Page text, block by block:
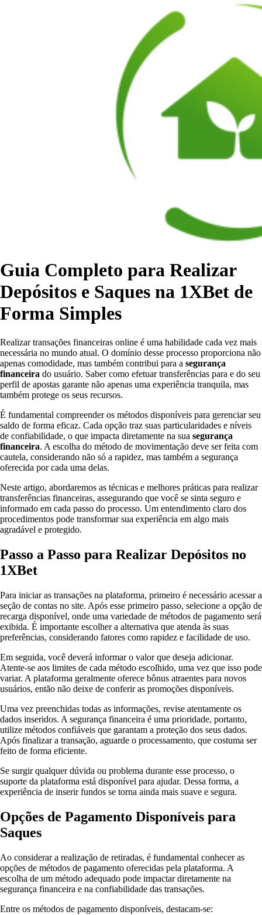
Guia Completo para Realizar
Depósitos e Saques na 1XBet de
Forma Simples
Realizar transações financeiras online é uma habilidade cada vez mais
necessária no mundo atual. O domínio desse processo proporciona não
apenas comodidade, mas também contribui para a segurança
financeira do usuário. Saber como efetuar transferências para e do seu
perfil de apostas garante não apenas uma experiência tranquila, mas
também protege os seus recursos.
É fundamental compreender os métodos disponíveis para gerenciar seu
saldo de forma eficaz. Cada opção traz suas particularidades e níveis
de confiabilidade, o que impacta diretamente na sua segurança
financeira. A escolha do método de movimentação deve ser feita com
cautela, considerando não só a rapidez, mas também a segurança
oferecida por cada uma delas.
Neste artigo, abordaremos as técnicas e melhores práticas para realizar
transferências financeiras, assegurando que você se sinta seguro e
informado em cada passo do processo. Um entendimento claro dos
procedimentos pode transformar sua experiência em algo mais
agradável e protegido.
Passo a Passo para Realizar Depósitos no
1XBet
Para iniciar as transações na plataforma, primeiro é necessário acessar a
seção de contas no site. Após esse primeiro passo, selecione a opção de
recarga disponível, onde uma variedade de métodos de pagamento será
exibida. É importante escolher a alternativa que atenda às suas
preferências, considerando fatores como rapidez e facilidade de uso.
Em seguida, você deverá informar o valor que deseja adicionar.
Atente-se aos limites de cada método escolhido, uma vez que isso pode
variar. A plataforma geralmente oferece bônus atraentes para novos
usuários, então não deixe de conferir as promoções disponíveis.
Uma vez preenchidas todas as informações, revise atentamente os
dados inseridos. A segurança financeira é uma prioridade, portanto,
utilize métodos confiáveis que garantam a proteção dos seus dados.
Após finalizar a transação, aguarde o processamento, que costuma ser
feito de forma eficiente.
Se surgir qualquer dúvida ou problema durante esse processo, o
suporte da plataforma está disponível para ajudar. Dessa forma, a
experiência de inserir fundos se torna ainda mais suave e segura.
Opções de Pagamento Disponíveis para
Saques
Ao considerar a realização de retiradas, é fundamental conhecer as
opções de métodos de pagamento oferecidas pela plataforma. A
escolha de um método adequado pode impactar diretamente na
segurança financeira e na confiabilidade das transações.
Entre os métodos de pagamento disponíveis, destacam-se: